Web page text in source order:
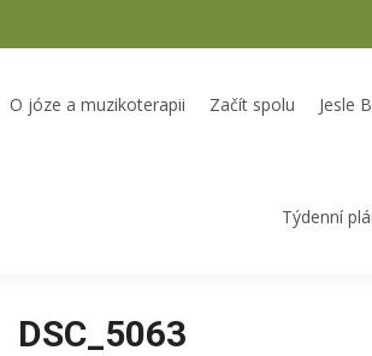
O józe a muzikoterapii Začít spolu Jesle
Týdenní
DSC_5063
Jesle Bedrníček Školka Bedrníček